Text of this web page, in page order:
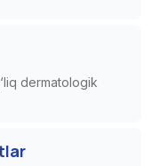
dermatologik